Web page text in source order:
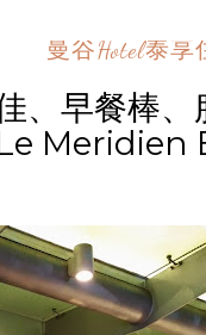
曼谷Hotel泰享
、早餐棒
Meridien